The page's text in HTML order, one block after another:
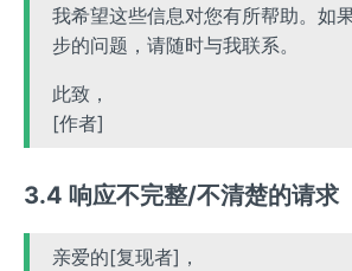
我希望这些信息对您有所帮助。如
步的问题，请随时与我联系。
此致，
[作者]
3.4 响应不完整/不清楚的请求
亲爱的[复现者]，